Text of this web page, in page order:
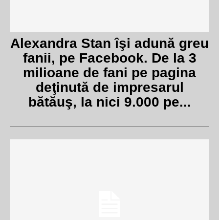
Alexandra Stan îşi adună greu
fanii, pe Facebook. De la 3
milioane de fani pe pagina
deţinută de impresarul
bătăuş, la nici 9.000 pe...